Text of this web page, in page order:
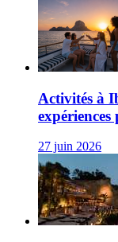
Activités à
27 juin 2026